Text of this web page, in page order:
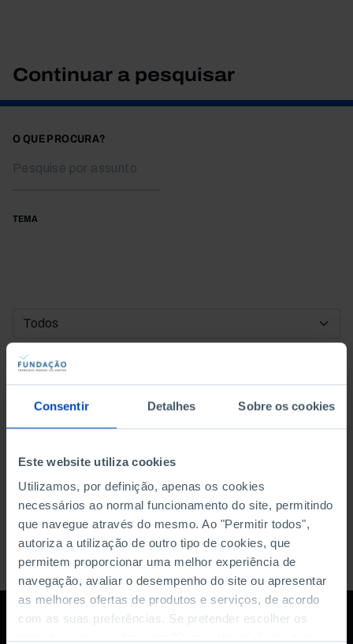
Consentir Detalhes Sobre os cookies
Este website utiliza cookies
Utilizamos, por definição, apenas os cookies
necessários ao normal funcionamento do site, permitindo
que navegue através do mesmo. Ao "Permitir todos",
autoriza a utilização de outro tipo de cookies, que
permitem proporcionar uma melhor experiência de
navegação, avaliar o desempenho do site ou apresentar
as melhores ofertas de produtos e serviços, de acordo
com as suas preferências. Se pretender escolher os
Continuar a pesquisar
O QUE PROCURA?
TEMA
DATA DE INÍCIO
DATA DE FIM